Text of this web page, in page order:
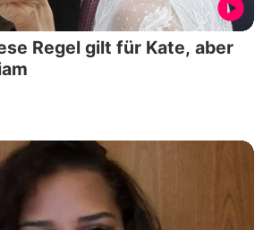
Regel gilt für Kate, aber